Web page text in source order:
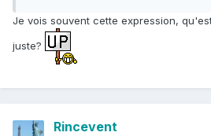
Je vois souvent cette expression,
juste?
Rincevent